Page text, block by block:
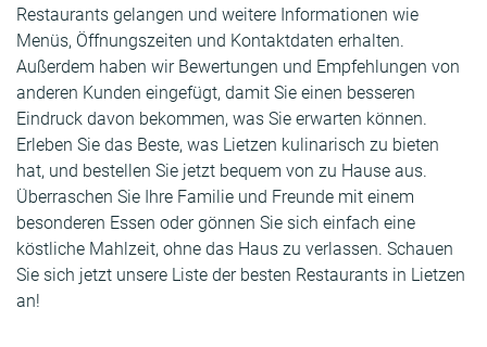
Restaurants gelangen und weitere Informationen wie
Menüs, Öffnungszeiten und Kontaktdaten erhalten.
Außerdem haben wir Bewertungen und Empfehlungen von
anderen Kunden eingefügt, damit Sie einen besseren
Eindruck davon bekommen, was Sie erwarten können.
Erleben Sie das Beste, was Lietzen kulinarisch zu bieten
hat, und bestellen Sie jetzt bequem von zu Hause aus.
Überraschen Sie Ihre Familie und Freunde mit einem
besonderen Essen oder gönnen Sie sich einfach eine
köstliche Mahlzeit, ohne das Haus zu verlassen. Schauen
Sie sich jetzt unsere Liste der besten Restaurants in Lietzen
an!